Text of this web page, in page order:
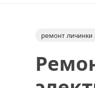
ремонт личинки